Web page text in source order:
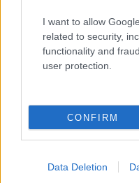
I want to allow
related to security,
functionality and
user protection.
CONFIRM
Data Deletion
Az Android rejtett
észrevétlenül könnyíti
Ez a rejtett Samsung
Nem biztos, hogy
Élőképeken a Dark